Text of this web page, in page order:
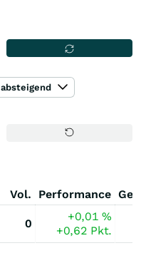
absteigend
Vol. Performance
0
+0,01%
+0,62 Pkt.